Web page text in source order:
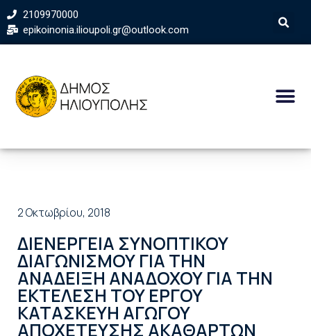
2109970000
epikoinonia.ilioupoli.gr@outlook.com
2 Οκτωβρίου, 2018
ΔΙΕΝΕΡΓΕΙΑ ΣΥΝΟΠΤΙΚΟΥ
ΔΙΑΓΩΝΙΣΜΟΥ ΓΙΑ ΤΗΝ
ΑΝΑΔΕΙΞΗ ΑΝΑΔΟΧΟΥ ΓΙΑ ΤΗΝ
ΕΚΤΕΛΕΣΗ ΤΟΥ ΕΡΓΟΥ
ΚΑΤΑΣΚΕΥΗ ΑΓΩΓΟΥ
ΑΠΟΧΕΤΕΥΣΗΣ ΑΚΑΘΑΡΤΩΝ